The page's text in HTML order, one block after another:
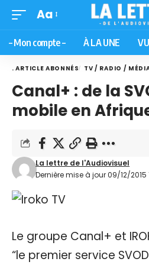
Aa
– Mon compte – À LA UNE
. ARTICLE ABONNÉS TV / RADIO /
Canal+ : de la
mobile en
Dernière mise à jour 09/12/2015
La lettre de l'Audiovisuel
Le groupe Canal+ et
“le premier service